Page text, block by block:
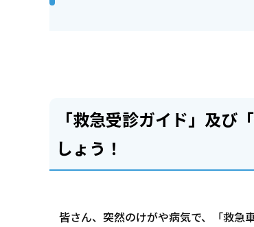
「救急受診ガイド」及
しょう！
皆さん、突然のけがや病気で、「救急